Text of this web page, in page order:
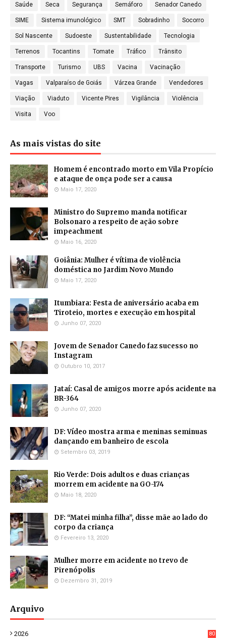
Saúde Seca Segurança Semáforo Senador Canedo
SIME Sistema imunológico SMT Sobradinho Socorro
Sol Nascente Sudoeste Sustentabilidade Tecnologia
Terrenos Tocantins Tomate Tráfico Trânsito
Transporte Turismo UBS Vacina Vacinação
Vagas Valparaíso de Goiás Várzea Grande Vendedores
Viação Viaduto Vicente Pires Vigilância Violência
Visita Voo
As mais vistas do site
Homem é encontrado morto em Vila Propício
e ataque de onça pode ser a causa
Maio 17, 2020
Ministro do Supremo manda notificar
Bolsonaro a respeito de ação sobre
impeachment
Maio 16, 2020
Goiânia: Mulher é vítima de violência
doméstica no Jardim Novo Mundo
Maio 17, 2020
Itumbiara: Festa de aniversário acaba em
Tiroteio, mortes e execução em hospital
Junho 07, 2020
Jovem de Senador Canedo faz sucesso no
Instagram
Outubro 10, 2017
Jataí: Casal de amigos morre após acidente na
BR-364
Junho 07, 2020
DF: Vídeo mostra arma e meninas seminuas
dançando em banheiro de escola
Setembro 03, 2019
Rio Verde: Dois adultos e duas crianças
morrem em acidente na GO-174
Maio 18, 2020
DF: “Matei minha filha”, disse mãe ao lado do
corpo da criança
Fevereiro 13, 2020
Mulher morre em acidente no trevo de
Pirenópolis
Dezembro 31, 2019
Arquivo
2026
80